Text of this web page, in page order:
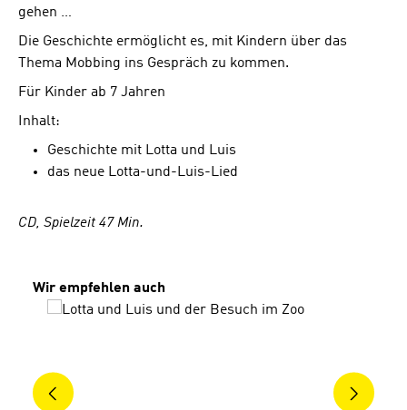
gehen …
Die Geschichte ermöglicht es, mit Kindern über das
Thema Mobbing ins Gespräch zu kommen.
Für Kinder ab 7 Jahren
Inhalt:
Geschichte mit Lotta und Luis
das neue Lotta-und-Luis-Lied
CD, Spielzeit 47 Min.
Produktgalerie überspringen
Wir empfehlen auch